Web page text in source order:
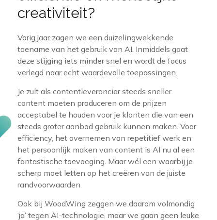
creativiteit?
Vorig jaar zagen we een duizelingwekkende
toename van het gebruik van AI. Inmiddels gaat
deze stijging iets minder snel en wordt de focus
verlegd naar echt waardevolle toepassingen.
Je zult als contentleverancier steeds sneller
content moeten produceren om de prijzen
acceptabel te houden voor je klanten die van een
steeds groter aanbod gebruik kunnen maken. Voor
efficiency, het overnemen van repetitief werk en
het persoonlijk maken van content is AI nu al een
fantastische toevoeging. Maar wél een waarbij je
scherp moet letten op het creëren van de juiste
randvoorwaarden.
Ook bij WoodWing zeggen we daarom volmondig
‘ja’ tegen AI-technologie, maar we gaan geen leuke